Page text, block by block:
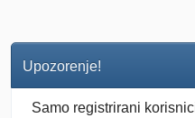
Upozorenje!
Samo registrirani